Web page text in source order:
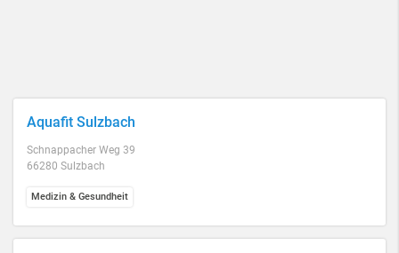
Aquafit Sulzbach
Schnappacher Weg 39
66280 Sulzbach
Medizin & Gesundheit